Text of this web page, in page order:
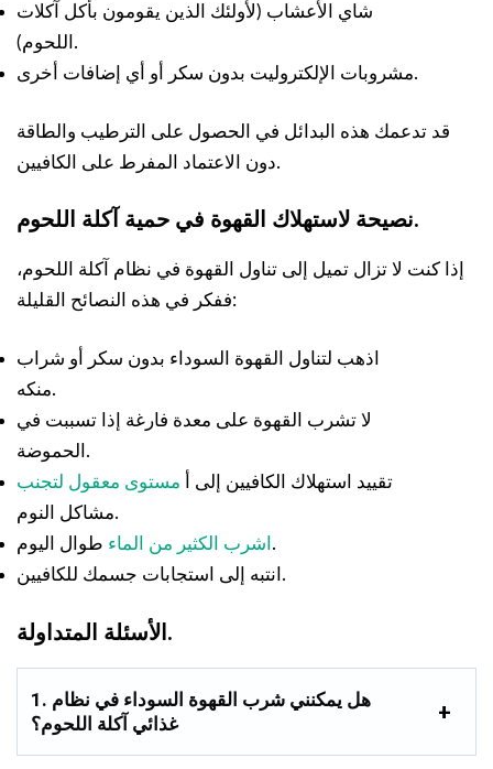
شاي الأعشاب (لأولئك الذين يقومون بأكل آكلات
اللحوم).
مشروبات الإلكتروليت بدون سكر أو أي إضافات أخرى.
قد تدعمك هذه البدائل في الحصول على الترطيب والطاقة
دون الاعتماد المفرط على الكافيين.
نصيحة لاستهلاك القهوة في حمية آكلة اللحوم.
إذا كنت لا تزال تميل إلى تناول القهوة في نظام آكلة اللحوم،
ففكر في هذه النصائح القليلة:
اذهب لتناول القهوة السوداء بدون سكر أو شراب
منكه.
لا تشرب القهوة على معدة فارغة إذا تسببت في
الحموضة.
تقييد استهلاك الكافيين إلى أ مستوى معقول لتجنب
مشاكل النوم.
اشرب الكثير من الماء طوال اليوم.
انتبه إلى استجابات جسمك للكافيين.
الأسئلة المتداولة.
1. هل يمكنني شرب القهوة السوداء في نظام
غذائي آكلة اللحوم؟